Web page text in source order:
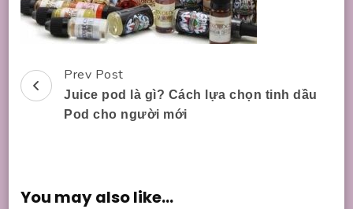
Post
Navigation
Prev Post
Juice pod là gì? Cách lựa chọn tinh dầu
Pod cho người mới
You may also like...